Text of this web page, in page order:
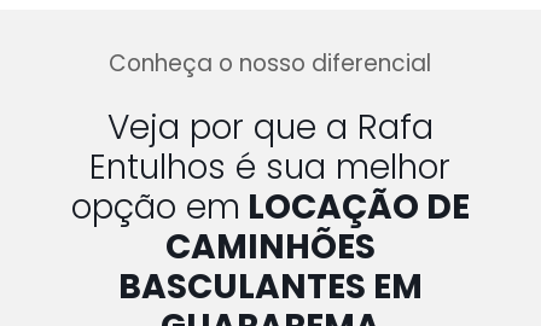
Conheça o nosso diferencial
Veja por que a Rafa
Entulhos é sua melhor
opção em LOCAÇÃO DE
CAMINHÕES
BASCULANTES EM